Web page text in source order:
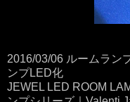
2016/03/06 ルームラン
ンプLED化
JEWEL LED ROOM